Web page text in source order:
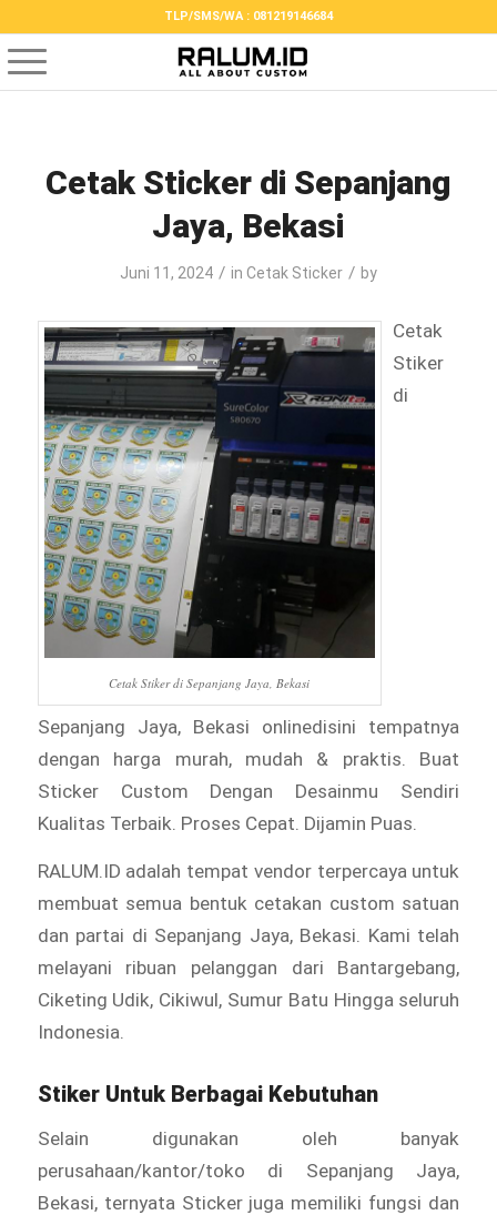
TLP/SMS/WA : 081219146684
Cetak Sticker di Sepanjang
Jaya, Bekasi
Juni 11, 2024 / in Cetak Sticker / by
Cetak Stiker di Sepanjang Jaya, Bekasi
Cetak
Stiker
di
Sepanjang Jaya, Bekasi onlinedisini tempatnya
dengan harga murah, mudah & praktis. Buat
Sticker Custom Dengan Desainmu Sendiri
Kualitas Terbaik. Proses Cepat. Dijamin Puas.
RALUM.ID adalah tempat vendor terpercaya untuk
membuat semua bentuk cetakan custom satuan
dan partai di Sepanjang Jaya, Bekasi. Kami telah
melayani ribuan pelanggan dari Bantargebang,
Ciketing Udik, Cikiwul, Sumur Batu Hingga seluruh
Indonesia.
Stiker Untuk Berbagai Kebutuhan
Selain digunakan oleh banyak
perusahaan/kantor/toko di Sepanjang Jaya,
Bekasi, ternyata Sticker juga memiliki fungsi dan